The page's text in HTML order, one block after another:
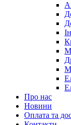
Про нас
Новини
Оплата та